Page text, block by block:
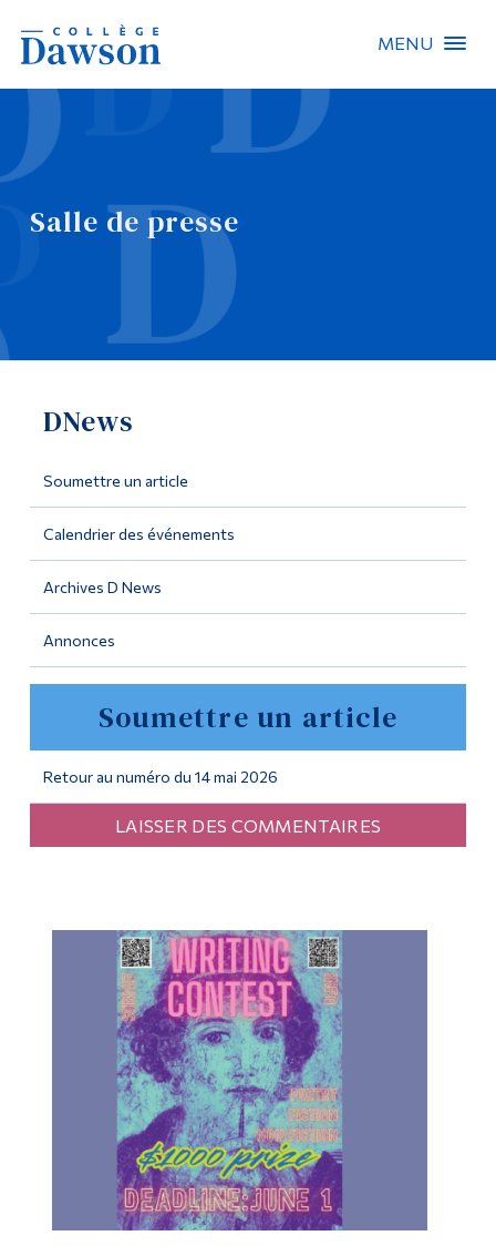
MENU
Salle de presse
DNews
Soumettre un article
Calendrier des événements
Archives D News
Annonces
Soumettre un article
Retour au numéro du 14 mai 2026
LAISSER DES COMMENTAIRES
Recherche sur le site
Recherche de personnes
EN
Omnivox
Outils
Programmes
Formation continue
Admissions
Qui vous êtes
Étudiants actuels
Corps enseignant et
personnel administratif
Diplômé·es et visiteur·euses